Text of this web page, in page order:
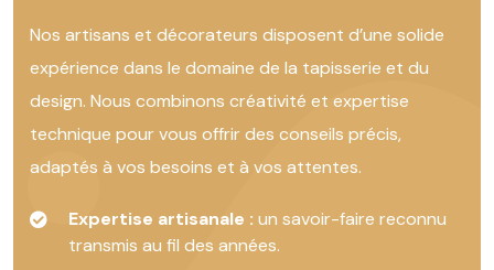
Nos artisans et décorateurs disposent d’une solide
expérience dans le domaine de la tapisserie et du
design. Nous combinons créativité et expertise
technique pour vous offrir des conseils précis,
adaptés à vos besoins et à vos attentes.
Expertise artisanale : un savoir-faire reconnu
transmis au fil des années.